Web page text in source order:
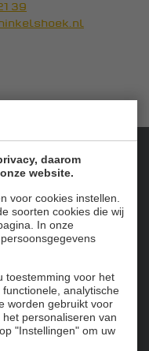
daarom
website.
voor cookies instellen.
soorten cookies die wij
In onze
toestemming voor het
analytische
worden gebruikt voor
personaliseren van
"Instellingen" om uw
39